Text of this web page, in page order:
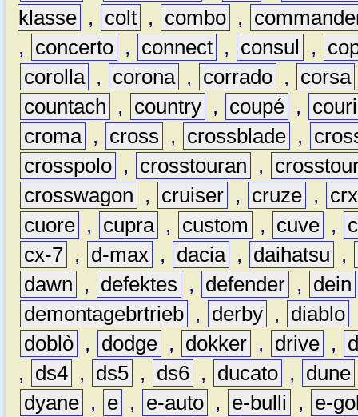
klasse , colt , combo ,
,
concerto , connect , consul ,
corolla , corona , corrado , corsa
countach
, country , coupé ,
croma , cross , crossblade ,
crosspolo , crosstouran ,
crosswagon
, cruiser , cruze ,
crx
cuore , cupra , custom , cuve ,
cx-7 , d-max , dacia , daihatsu
,
dawn
, defektes , defender , dein
demontagebrtrieb , derby , diablo
doblò , dodge , dokker , drive ,
,
ds4 , ds5 , ds6 , ducato , dune
dyane , e , e-auto , e-bulli ,
e-